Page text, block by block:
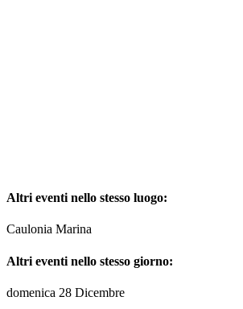
Altri eventi nello stesso luogo:
Caulonia Marina
Altri eventi nello stesso giorno:
domenica 28 Dicembre